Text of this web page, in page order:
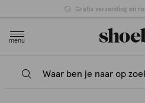
Gratis verzending en
menu